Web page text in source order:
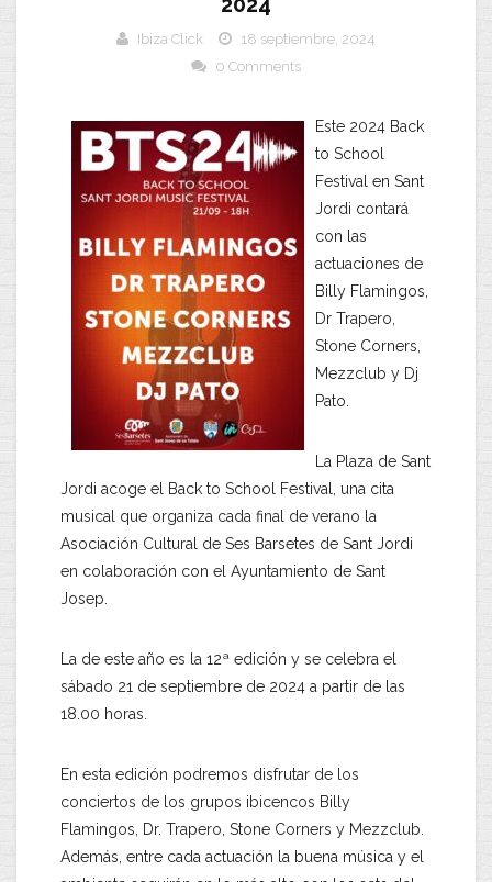
Ibiza Click
18 septiembre, 2024
0 Comments
Este 2024 Back
to School
Festival en Sant
Jordi contará
con las
actuaciones de
Billy Flamingos,
Dr Trapero,
Stone Corners,
Mezzclub y Dj
Pato.
La Plaza de Sant
Jordi acoge el Back to School Festival, una cita
musical que organiza cada final de verano la
Asociación Cultural de Ses Barsetes de Sant Jordi
en colaboración con el Ayuntamiento de Sant
Josep.
La de este año es la 12ª edición y se celebra el
sábado 21 de septiembre de 2024 a partir de las
18.00 horas.
En esta edición podremos disfrutar de los
conciertos de los grupos ibicencos Billy
Flamingos, Dr. Trapero, Stone Corners y Mezzclub.
Además, entre cada actuación la buena música y el